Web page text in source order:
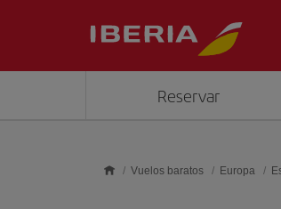
Reservar
Vuelos baratos Europa